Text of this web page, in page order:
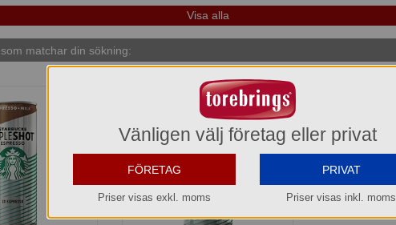
som matchar din sökning:
Vänligen välj företag eller privat
FÖRETAG
Priser visas exkl. moms
PRIVAT
Priser visas inkl. moms